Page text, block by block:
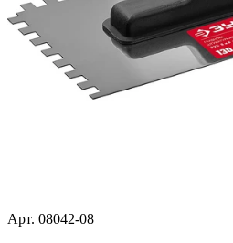
Арт. 08042-08